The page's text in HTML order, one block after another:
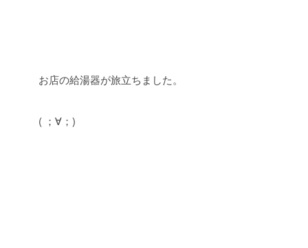
お店の給湯器が旅立ちました。
( ；∀；)